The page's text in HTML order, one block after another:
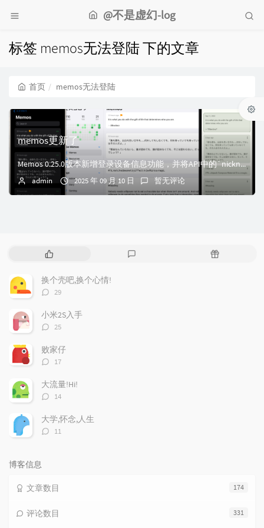
@不是虚幻-log
标签 memos无法登陆 下的文章
首页 memos无法登陆
memos更新了
Memos 0.25.0版本新增登录设备信息功能，并将API中的`nickname`字段更新为`displayname`。 增加了登录设备信息，更新了AP...
admin 2025 年 09 月 10 日 暂无评论
热
文
章
随
换个壳吧,换个心情!
评
数：
29
小米2S入手
评
数：
25
败家仔
评
数：
17
大流量!Hi!
评
数：
14
大学,怀念,人生
评
11
博客信息
174
文章数目
331
评论数目